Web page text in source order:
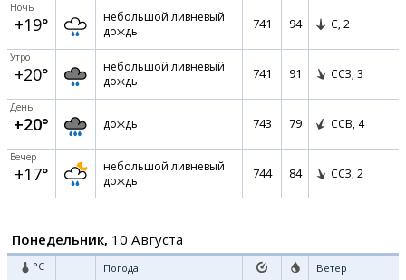
Ночь
+19°
небольшой ливневый
дождь
741 94 С, 2
Утро
+20°
небольшой ливневый
дождь
741 91 ССЗ, 3
День
+20° дождь 743 79 ССВ, 4
Вечер
+17°
небольшой ливневый
дождь
744 84 ССЗ, 2
Понедельник, 10 Августа
°C Погода Ветер